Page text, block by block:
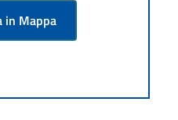
in Mappa